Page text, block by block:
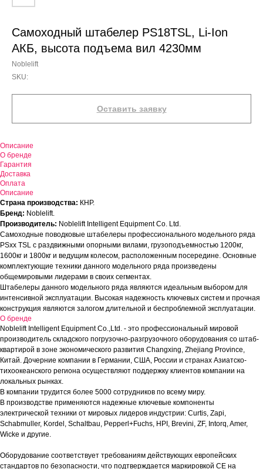
Самоходный штабелер PS18TSL, Li-Ion
АКБ, высота подъема вил 4230мм
Noblelift
SKU:
Оставить заявку
Описание
О бренде
Гарантия
Доставка
Оплата
Описание
Страна производства: КНР.
Бренд: Noblelift.
Производитель: Noblelift Intelligent Equipment Co. Ltd.
Самоходные поводковые штабелеры профессионального модельного ряда
PSxx TSL с раздвижными опорными вилами, грузоподъемностью 1200кг,
1600кг и 1800кг и ведущим колесом, расположенным посередине. Основные
комплектующие техники данного модельного ряда произведены
общемировыми лидерами в своих сегментах.
Штабелеры данного модельного ряда являются идеальным выбором для
интенсивной эксплуатации. Высокая надежность ключевых систем и прочная
конструкция являются залогом длительной и беспроблемной эксплуатации.
О бренде
Noblelift Intelligent Equipment Co.,Ltd. - это профессиональный мировой
производитель складского погрузочно-разгрузочного оборудования со штаб-
квартирой в зоне экономического развития Changxing, Zhejiang Province,
Китай. Дочерние компании в Германии, США, России и странах Азиатско-
тихоокеанского региона осуществляют поддержку клиентов компании на
локальных рынках.
В компании трудится более 5000 сотрудников по всему миру.
В производстве применяются надежные ключевые компоненты
электрической техники от мировых лидеров индустрии: Curtis, Zapi,
Schabmuller, Kordel, Schaltbau, Pepperl+Fuchs, HPI, Brevini, ZF, Intorq, Amer,
Wicke и другие.
Оборудование соответствует требованиям действующих европейских
стандартов по безопасности, что подтверждается маркировкой СЕ на